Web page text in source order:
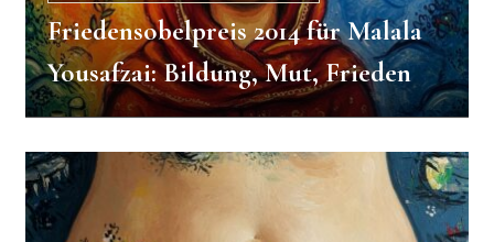
Friedensobelpreis 2014 für Malala
Yousafzai: Bildung, Mut, Frieden